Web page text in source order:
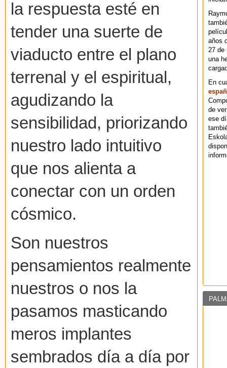
la respuesta esté en
tender una suerte de
viaducto entre el plano
terrenal y el espiritual,
agudizando la
sensibilidad, priorizando
nuestro lado intuitivo
que nos alienta a
conectar con un orden
cósmico.
Son nuestros
pensamientos realmente
nuestros o nos la
pasamos masticando
meros implantes
sembrados día a día por
años
27 de
una
En
de
ese